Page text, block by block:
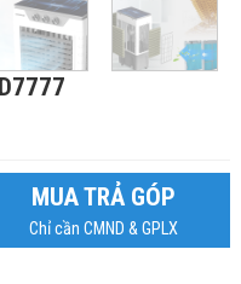
₫.
MUA TRẢ GÓP
Chỉ cần CMND & GPLX